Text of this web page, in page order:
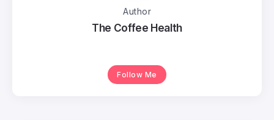
Author
The Coffee Health
Follow Me